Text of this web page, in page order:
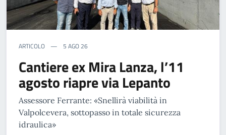
ARTICOLO 5 AGO 26
Cantiere ex Mira Lanza, l’11
agosto riapre via Lepanto
Assessore Ferrante: «Snellirà viabilità in
Valpolcevera, sottopasso in totale sicurezza
idraulica»